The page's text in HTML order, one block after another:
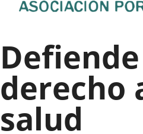
derecho
salud